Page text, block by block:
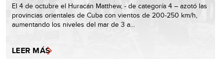
El 4 de octubre el Huracán Matthew, - de categoría 4 – azotó las
provincias orientales de Cuba con vientos de 200-250 km/h,
aumentando los niveles del mar de 3 a…
LEER MÁS